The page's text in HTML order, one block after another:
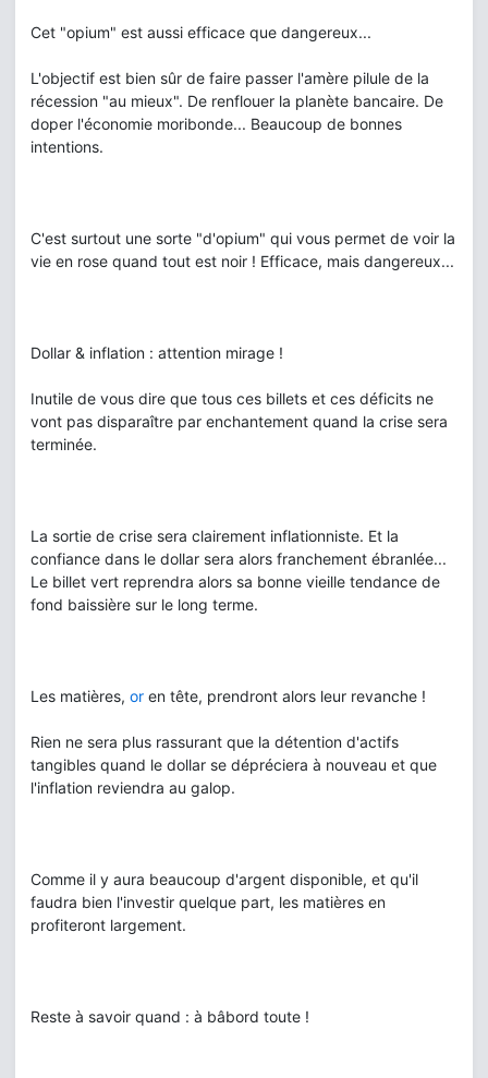
Cet "opium" est aussi efficace que dangereux...
L'objectif est bien sûr de faire passer l'amère pilule de la
récession "au mieux". De renflouer la planète bancaire. De
doper l'économie moribonde... Beaucoup de bonnes
intentions.
C'est surtout une sorte "d'opium" qui vous permet de voir la
vie en rose quand tout est noir ! Efficace, mais dangereux...
Dollar & inflation : attention mirage !
Inutile de vous dire que tous ces billets et ces déficits ne
vont pas disparaître par enchantement quand la crise sera
terminée.
La sortie de crise sera clairement inflationniste. Et la
confiance dans le dollar sera alors franchement ébranlée...
Le billet vert reprendra alors sa bonne vieille tendance de
fond baissière sur le long terme.
Les matières, or en tête, prendront alors leur revanche !
Rien ne sera plus rassurant que la détention d'actifs
tangibles quand le dollar se dépréciera à nouveau et que
l'inflation reviendra au galop.
Comme il y aura beaucoup d'argent disponible, et qu'il
faudra bien l'investir quelque part, les matières en
profiteront largement.
Reste à savoir quand : à bâbord toute !